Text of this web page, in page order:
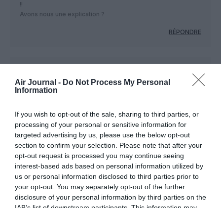
Air Journal - Do Not Process My Personal
Information
If you wish to opt-out of the sale, sharing to third parties, or
processing of your personal or sensitive information for
targeted advertising by us, please use the below opt-out
section to confirm your selection. Please note that after your
opt-out request is processed you may continue seeing
interest-based ads based on personal information utilized by
us or personal information disclosed to third parties prior to
your opt-out. You may separately opt-out of the further
disclosure of your personal information by third parties on the
!!
Avons nous une explication ?
RÉPONDRE
Tous les avions immatriculés en Allemagne portent le
(fuselage) et aussi pour les Airbus assemblés en Allemagne.
Je crois qu’il s’agit d’une obligation légale de l’État allemand.
En France, il n’y a pas une telle obligation à ma connaissance.
RÉPONDRE
Bencelliste a commenté :
2 mars 2022 - 11 h 35 min